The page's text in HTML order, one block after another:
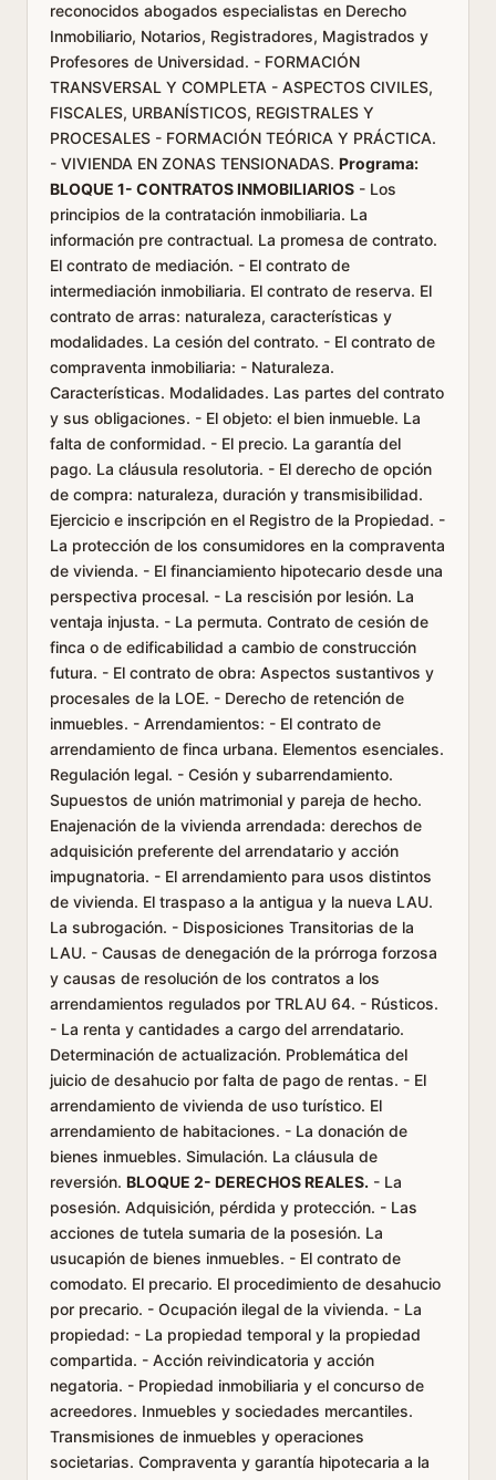
reconocidos abogados especialistas en Derecho
Inmobiliario, Notarios, Registradores, Magistrados y
Profesores de Universidad. - FORMACIÓN
TRANSVERSAL Y COMPLETA - ASPECTOS CIVILES,
FISCALES, URBANÍSTICOS, REGISTRALES Y
PROCESALES - FORMACIÓN TEÓRICA Y PRÁCTICA.
- VIVIENDA EN ZONAS TENSIONADAS. Programa:
BLOQUE 1- CONTRATOS INMOBILIARIOS - Los
principios de la contratación inmobiliaria. La
información pre contractual. La promesa de contrato.
El contrato de mediación. - El contrato de
intermediación inmobiliaria. El contrato de reserva. El
contrato de arras: naturaleza, características y
modalidades. La cesión del contrato. - El contrato de
compraventa inmobiliaria: - Naturaleza.
Características. Modalidades. Las partes del contrato
y sus obligaciones. - El objeto: el bien inmueble. La
falta de conformidad. - El precio. La garantía del
pago. La cláusula resolutoria. - El derecho de opción
de compra: naturaleza, duración y transmisibilidad.
Ejercicio e inscripción en el Registro de la Propiedad. -
La protección de los consumidores en la compraventa
de vivienda. - El financiamiento hipotecario desde una
perspectiva procesal. - La rescisión por lesión. La
ventaja injusta. - La permuta. Contrato de cesión de
finca o de edificabilidad a cambio de construcción
futura. - El contrato de obra: Aspectos sustantivos y
procesales de la LOE. - Derecho de retención de
inmuebles. - Arrendamientos: - El contrato de
arrendamiento de finca urbana. Elementos esenciales.
Regulación legal. - Cesión y subarrendamiento.
Supuestos de unión matrimonial y pareja de hecho.
Enajenación de la vivienda arrendada: derechos de
adquisición preferente del arrendatario y acción
impugnatoria. - El arrendamiento para usos distintos
de vivienda. El traspaso a la antigua y la nueva LAU.
La subrogación. - Disposiciones Transitorias de la
LAU. - Causas de denegación de la prórroga forzosa
y causas de resolución de los contratos a los
arrendamientos regulados por TRLAU 64. - Rústicos.
- La renta y cantidades a cargo del arrendatario.
Determinación de actualización. Problemática del
juicio de desahucio por falta de pago de rentas. - El
arrendamiento de vivienda de uso turístico. El
arrendamiento de habitaciones. - La donación de
bienes inmuebles. Simulación. La cláusula de
reversión. BLOQUE 2- DERECHOS REALES. - La
posesión. Adquisición, pérdida y protección. - Las
acciones de tutela sumaria de la posesión. La
usucapión de bienes inmuebles. - El contrato de
comodato. El precario. El procedimiento de desahucio
por precario. - Ocupación ilegal de la vivienda. - La
propiedad: - La propiedad temporal y la propiedad
compartida. - Acción reivindicatoria y acción
negatoria. - Propiedad inmobiliaria y el concurso de
acreedores. Inmuebles y sociedades mercantiles.
Transmisiones de inmuebles y operaciones
societarias. Compraventa y garantía hipotecaria a la